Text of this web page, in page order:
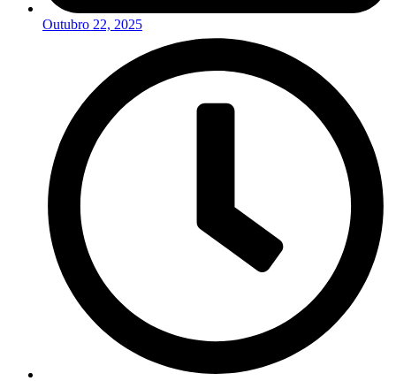
Outubro 22, 2025